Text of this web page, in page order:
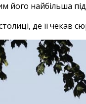
його найбільша
де її чекав